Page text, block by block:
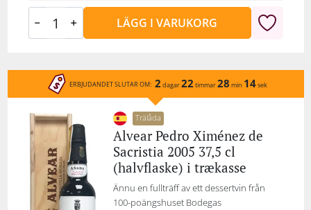
LÄGG I VARUKORG
ERBJUDANDET SLUTAR OM: 2 dagar22 timmar28 min 14sek
Trälåda
Alvear Pedro Ximénez de
Sacristia 2005 37,5 cl
(halvflaske) i trækasse
Ännu en fullträff av ett dessertvin från
100-poängshuset Bodegas